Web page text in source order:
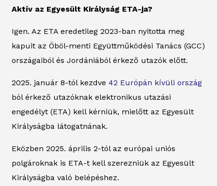
Aktív az Egyesült Királyság ETA-ja?
Igen. Az ETA eredetileg 2023-ban nyitotta meg
kapuit az Öböl-menti Együttműködési Tanács (GCC)
országaiból és Jordániából érkező utazók előtt.
2025. január 8-tól kezdve 42 Európán kívüli ország
ból érkező utazóknak elektronikus utazási
engedélyt (ETA) kell kérniük, mielőtt az Egyesült
Királyságba látogatnának.
Eközben 2025. április 2-tól az európai uniós
polgároknak is ETA-t kell szerezniük az Egyesült
Királyságba való belépéshez.